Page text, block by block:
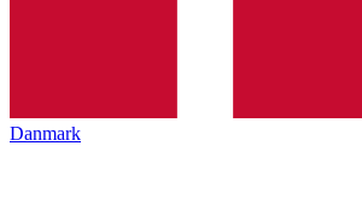
Danmark